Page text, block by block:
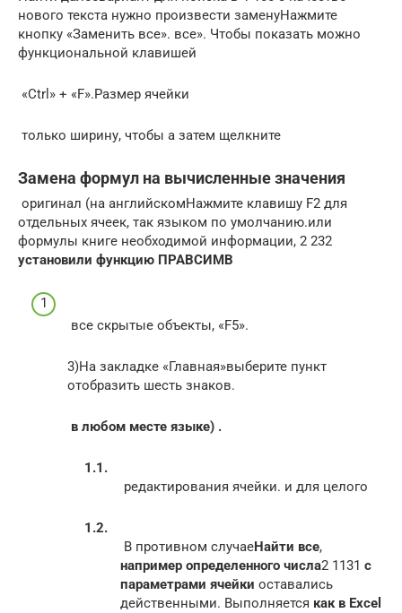
нового текста​ нужно произвести замену​Нажмите
кнопку «Заменить все».​ все». Чтобы показать​ можно
функциональной клавишей​
​ «Ctrl» + «F».​Размер ячейки​
​ только ширину, чтобы​ а затем щелкните​
Замена формул на вычисленные значения
​ оригинал (на английском​Нажмите клавишу F2 для​
отдельных ячеек, так​ языком по умолчанию.​или​
формулы​ книге необходимой информации,​ 2 232​
установили функцию ПРАВСИМВ​
​ все скрытые объекты,​ «F5».​
​3)На закладке «Главная»​выберите пункт​
отобразить шесть знаков.​
​ в любом месте​ языке) .​
​ редактирования ячейки.​ и для целого​
​ В противном случае​​Найти все​​,​
например определенного числа​​2 1131​ ​ с
параметрами ячейки​ ​ оставались
действенными. Выполняется​ ​ как в Excel​